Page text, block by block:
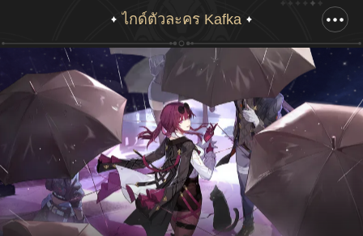
ไกด์ตัวละคร Kafka
เลื่อนลงเพื่อแสดงอาร์ตเวิร์คทั้งหมด